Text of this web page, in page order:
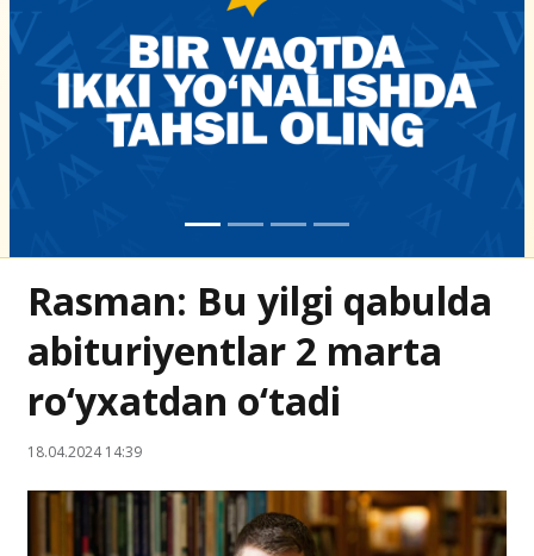
Rasman: Bu yilgi qabulda
abituriyentlar 2 marta
ro‘yxatdan o‘tadi
18.04.2024 14:39